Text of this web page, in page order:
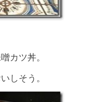
カツ丼。
しそう。